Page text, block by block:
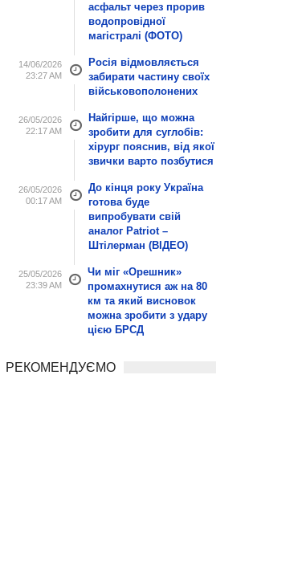
асфальт через прорив
водопровідної
магістралі (ФОТО)
14/06/2026
23:27 AM
Росія відмовляється
забирати частину своїх
військовополонених
26/05/2026
22:17 AM
Найгірше, що можна
зробити для суглобів:
хірург пояснив, від якої
звички варто позбутися
26/05/2026
00:17 AM
До кінця року Україна
готова буде
випробувати свій
аналог Patriot –
Штілерман (ВІДЕО)
25/05/2026
23:39 AM
Чи міг «Орешник»
промахнутися аж на 80
км та який висновок
можна зробити з удару
цією БРСД
РЕКОМЕНДУЄМО